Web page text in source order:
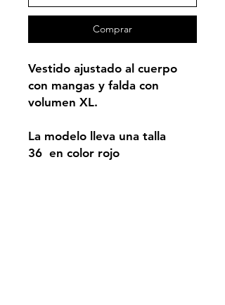
Comprar
Vestido ajustado al cuerpo
con mangas y falda con
volumen XL.
La modelo lleva una talla
36 en color rojo